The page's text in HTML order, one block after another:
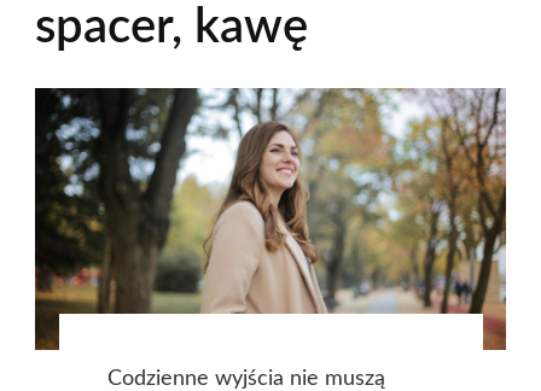
spacer, kawę
Codzienne wyjścia nie muszą